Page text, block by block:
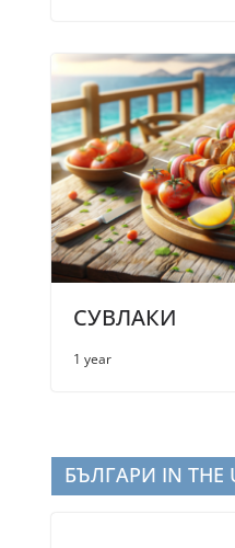
СУВЛАКИ
1 year
БЪЛГАРИ IN THE